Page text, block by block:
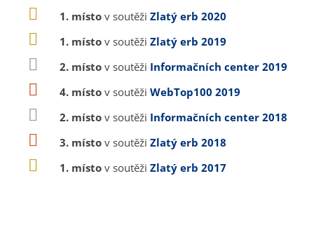
1. místo v soutěži Zlatý erb 2020
1. místo v soutěži Zlatý erb 2019
2. místo v soutěži Informačních center 2019
4. místo v soutěži WebTop100 2019
2. místo v soutěži Informačních center 2018
3. místo v soutěži Zlatý erb 2018
1. místo v soutěži Zlatý erb 2017